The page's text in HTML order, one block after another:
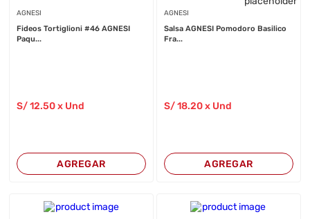
AGNESI
Fideos Tortiglioni #46 AGNESI
Paqu...
S/12.50 x Und
AGREGAR
AGNESI
Salsa AGNESI Pomodoro Basilico
Fra...
S/18.20x Und
AGREGAR